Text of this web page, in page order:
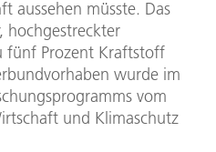
aussehen müsste. Das
hochgestreckter
fünf Prozent Kraftstoff
wurde im
vom
und Klimaschutz